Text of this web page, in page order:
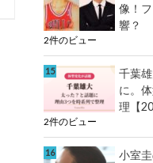
像！
響？
2件のビュー
千葉
に。
理【
2件のビュー
小室